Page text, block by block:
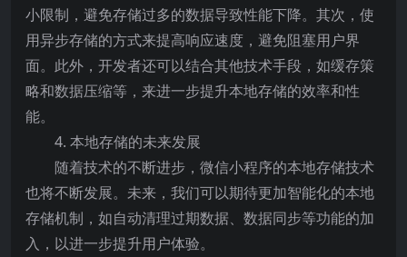
小限制，避免存储过多的数据导致性能下降。其次，使
用异步存储的方式来提高响应速度，避免阻塞用户界
面。此外，开发者还可以结合其他技术手段，如缓存策
略和数据压缩等，来进一步提升本地存储的效率和性
能。
4. 本地存储的未来发展
随着技术的不断进步，微信小程序的本地存储技术
也将不断发展。未来，我们可以期待更加智能化的本地
存储机制，如自动清理过期数据、数据同步等功能的加
入，以进一步提升用户体验。